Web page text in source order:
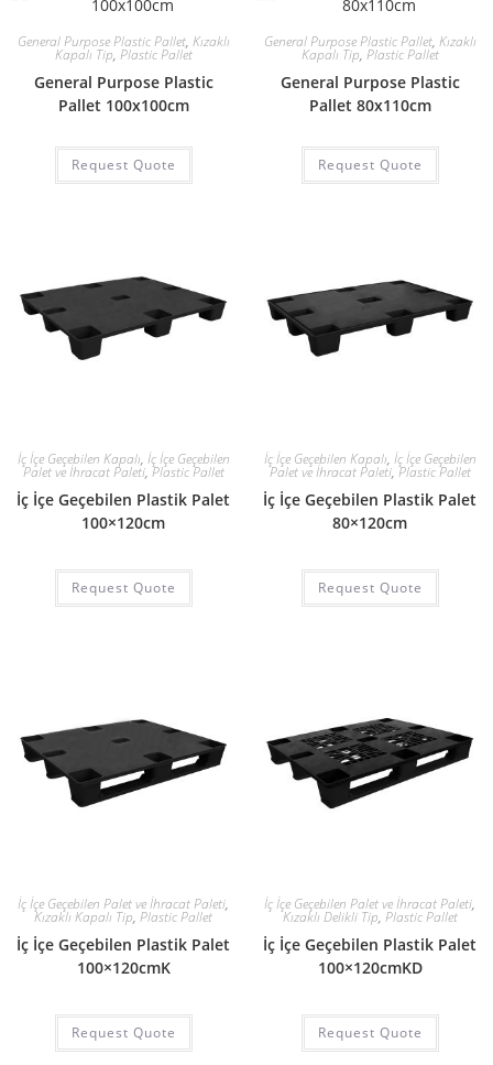
General Purpose Plastic Pallet, Kızaklı
Kapalı Tip, Plastic Pallet
General Purpose Plastic
Pallet 100x100cm
Request Quote
General Purpose Plastic Pallet, Kızaklı
Kapalı Tip, Plastic Pallet
General Purpose Plastic
Pallet 80x110cm
Request Quote
İç İçe Geçebilen Kapalı, İç İçe Geçebilen
Palet ve İhracat Paleti, Plastic Pallet
İç İçe Geçebilen Plastik Palet
100×120cm
Request Quote
İç İçe Geçebilen Kapalı, İç İçe Geçebilen
Palet ve İhracat Paleti, Plastic Pallet
İç İçe Geçebilen Plastik Palet
80×120cm
Request Quote
İç İçe Geçebilen Palet ve İhracat Paleti,
Kızaklı Kapalı Tip, Plastic Pallet
İç İçe Geçebilen Plastik Palet
100×120cmK
Request Quote
İç İçe Geçebilen Palet ve İhracat Paleti,
Kızaklı Delikli Tip, Plastic Pallet
İç İçe Geçebilen Plastik Palet
100×120cmKD
Request Quote